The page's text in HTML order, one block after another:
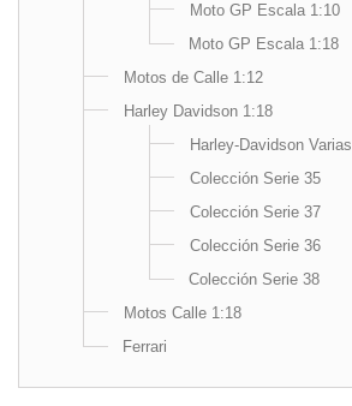
Moto GP Escala 1:10
Moto GP Escala 1:18
Motos de Calle 1:12
Harley Davidson 1:18
Harley-Davidson Varias
Colección Serie 35
Colección Serie 37
Colección Serie 36
Colección Serie 38
Motos Calle 1:18
Ferrari